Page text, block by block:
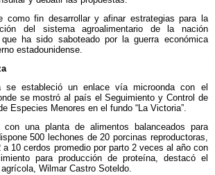
como fin desarrollar y afinar estrategias para la
del sistema agroalimentario de la nación
ha sido saboteado por la guerra económica
estadounidense.
se estableció un enlace vía microonda con el
se mostró al país el Seguimiento y Control de
Especies Menores en el fundo “La Victoria”.
con una planta de alimentos balanceados para
500 lechones de 20 porcinas reproductoras,
a 10 cerdos promedio por parto 2 veces al año con
para producción de proteína, destacó el
Wilmar Castro Soteldo.